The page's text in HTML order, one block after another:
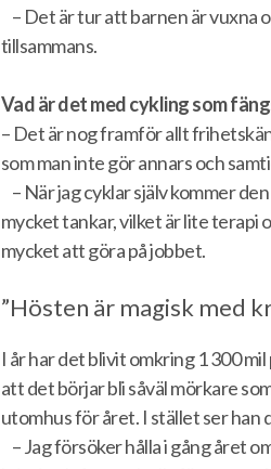
– Det är tur att barnen är vuxna
tillsammans.
Vad är det med cykling som
– Det är nog framför allt
som man inte gör annars och
– När jag cyklar själv kommer
mycket tankar, vilket är lite terapi
mycket att göra på jobbet.
”Hösten är magisk med
I år har det blivit omkring 1 300
att det börjar bli såväl mörkare
utomhus för året. I stället ser han
– Jag försöker hålla i gång året